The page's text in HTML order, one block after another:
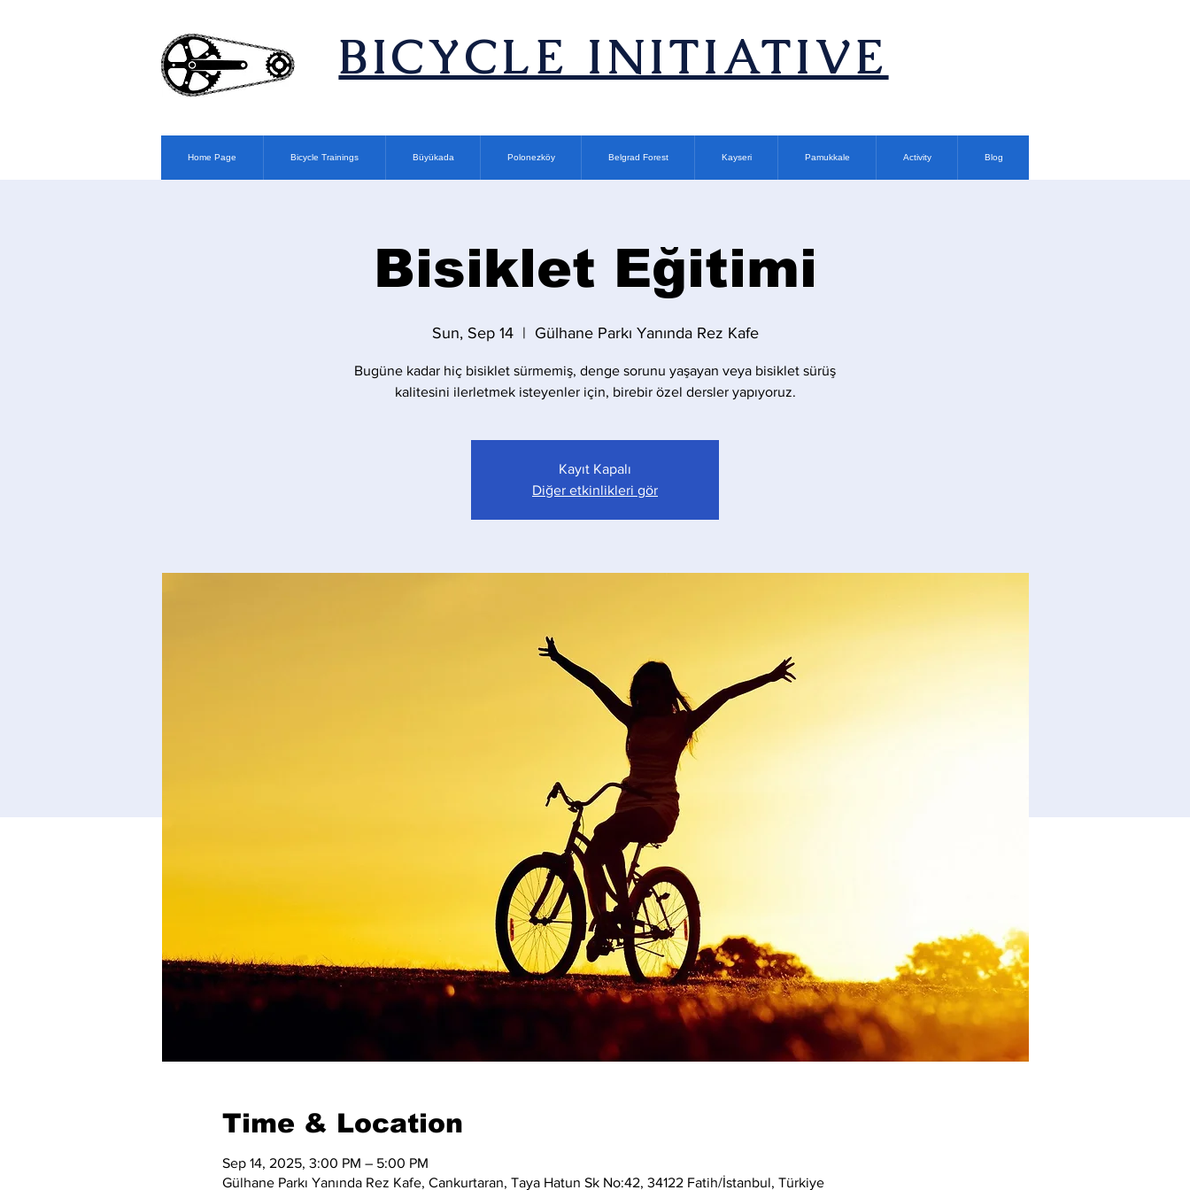
​BICYCLE INITIATIVE
Home Page Bicycle Trainings Büyükada Polonezköy Belgrad Forest Kayseri Pamukkale Activity Blog
Bisiklet Eğitimi
Sun, Sep 14
  |
Gülhane Parkı Yanında Rez Kafe
Bugüne kadar hiç bisiklet sürmemiş, denge sorunu yaşayan veya bisiklet sürüş
kalitesini ilerletmek isteyenler için, birebir özel dersler yapıyoruz.
Kayıt Kapalı
Diğer etkinlikleri gör
Time & Location
Sep 14, 2025, 3:00 PM – 5:00 PM
Gülhane Parkı Yanında Rez Kafe, Cankurtaran, Taya Hatun Sk No:42, 34122 Fatih/İstanbul, Türkiye